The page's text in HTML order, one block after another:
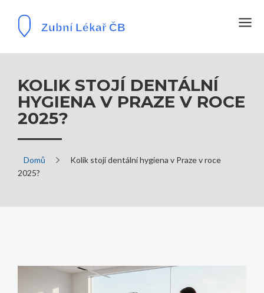
KOLIK STOJÍ DENTÁLNÍ
HYGIENA V PRAZE V ROCE
2025?
Domů
Kolik stojí dentální hygiena v Praze v roce
2025?